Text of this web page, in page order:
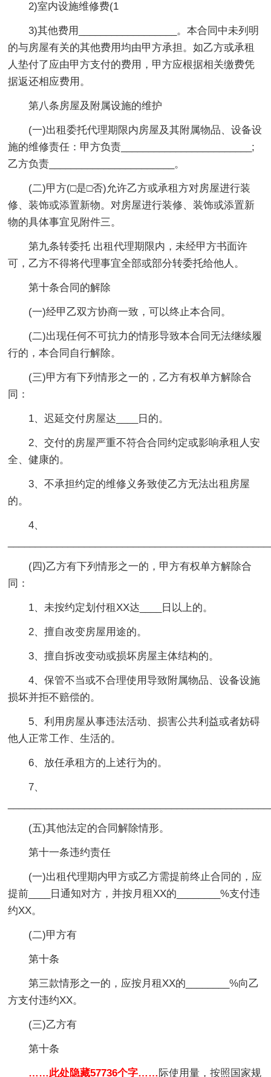
2)室内设施维修费(1
3)其他费用__________________。本合同中未列明
的与房屋有关的其他费用均由甲方承担。如乙方或承租
人垫付了应由甲方支付的费用，甲方应根据相关缴费凭
据返还相应费用。
第八条房屋及附属设施的维护
(一)出租委托代理期限内房屋及其附属物品、设备设
施的维修责任：甲方负责________________________;
乙方负责_______________________。
(二)甲方(□是□否)允许乙方或承租方对房屋进行装
修、装饰或添置新物。对房屋进行装修、装饰或添置新
物的具体事宜见附件三。
第九条转委托 出租代理期限内，未经甲方书面许
可，乙方不得将代理事宜全部或部分转委托给他人。
第十条合同的解除
(一)经甲乙双方协商一致，可以终止本合同。
(二)出现任何不可抗力的情形导致本合同无法继续履
行的，本合同自行解除。
(三)甲方有下列情形之一的，乙方有权单方解除合
同：
1、迟延交付房屋达____日的。
2、交付的房屋严重不符合合同约定或影响承租人安
全、健康的。
3、不承担约定的维修义务致使乙方无法出租房屋
的。
4、
(四)乙方有下列情形之一的，甲方有权单方解除合
同：
1、未按约定划付租XX达____日以上的。
2、擅自改变房屋用途的。
3、擅自拆改变动或损坏房屋主体结构的。
4、保管不当或不合理使用导致附属物品、设备设施
损坏并拒不赔偿的。
5、利用房屋从事违法活动、损害公共利益或者妨碍
他人正常工作、生活的。
6、放任承租方的上述行为的。
7、
(五)其他法定的合同解除情形。
第十一条违约责任
(一)出租代理期内甲方或乙方需提前终止合同的，应
提前____日通知对方，并按月租XX的________%支付违
约XX。
(二)甲方有
第十条
第三款情形之一的，应按月租XX的________%向乙
方支付违约XX。
(三)乙方有
第十条
……此处隐藏57736个字…… 际使用量，按照国家规